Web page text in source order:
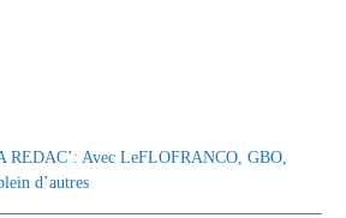
Avec LeFLOFRANCO, GBO,
d’autres